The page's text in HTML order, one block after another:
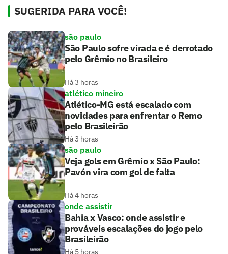
SUGERIDA PARA VOCÊ!
são paulo
São Paulo sofre virada e é derrotado
pelo Grêmio no Brasileiro
Há 3 horas
atlético mineiro
Atlético-MG está escalado com
novidades para enfrentar o Remo
pelo Brasileirão
Há 3 horas
são paulo
Veja gols em Grêmio x São Paulo:
Pavón vira com gol de falta
Há 4 horas
onde assistir
Bahia x Vasco: onde assistir e
prováveis escalações do jogo pelo
Brasileirão
Há 5 horas